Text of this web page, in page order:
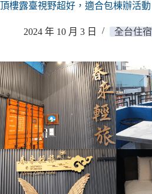
頂樓露臺視野超好，適合包棟辦活動
2024 年 10 月 3 日 全台住宿